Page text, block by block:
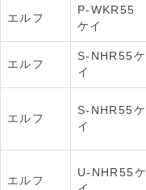
エルフ
P-WKR55
ケイ
エルフ
S-NHR55ケ
イ
エルフ
S-NHR55ケ
イ
エルフ
U-NHR55ケ